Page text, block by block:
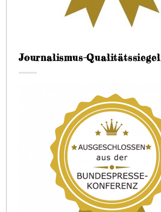
Journalismus-Qualitätssiegel